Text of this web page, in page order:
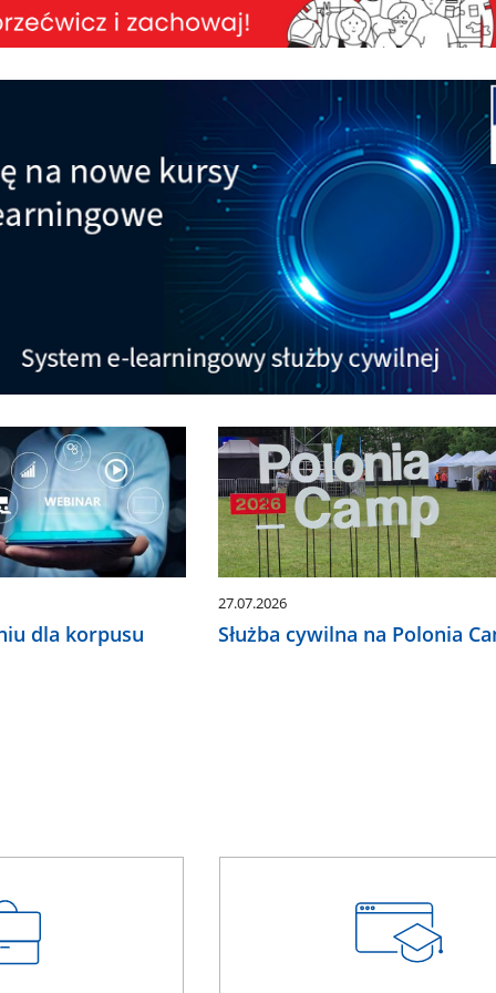
dla korpusu
27.07.2026
Służba cywilna na Polonia